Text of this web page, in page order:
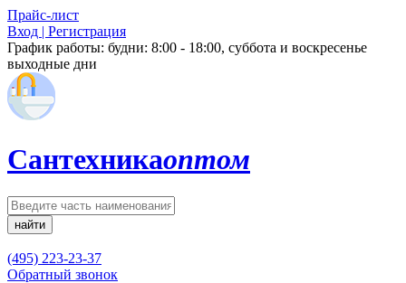
Прайс-лист
Вход | Регистрация
График работы: будни: 8:00 - 18:00, суббота и воскресенье
выходные дни
Сантехникаоптом
найти
(495) 223-23-37
Обратный звонок